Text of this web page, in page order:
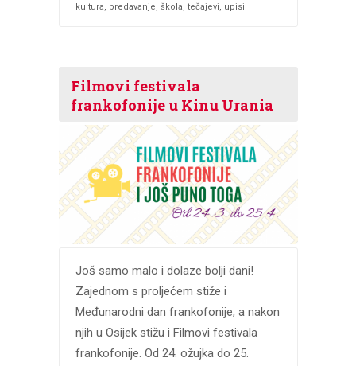
kultura
predavanje škola tečajevi upisi
Filmovi festivala
frankofonije u Kinu Urania
Još samo malo i dolaze bolji dani!
Zajednom s proljećem stiže i
Međunarodni dan frankofonije, a nakon
njih u Osijek stižu i Filmovi festivala
frankofonije. Od 24. ožujka do 25.